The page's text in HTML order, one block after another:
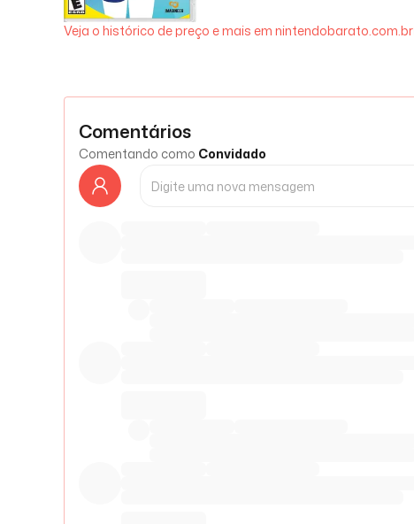
Veja o histórico de preço e mais em nintendobarato.com.br
Comentários
Comentando como Convidado